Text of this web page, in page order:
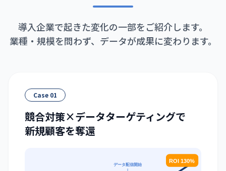
導入企業で起きた変化の一部をご紹介します。
業種・規模を問わず、データが成果に変わります。
Case 01
競合対策×データターゲティングで
新規顧客を奪還
データ配信開始
ROI 130%